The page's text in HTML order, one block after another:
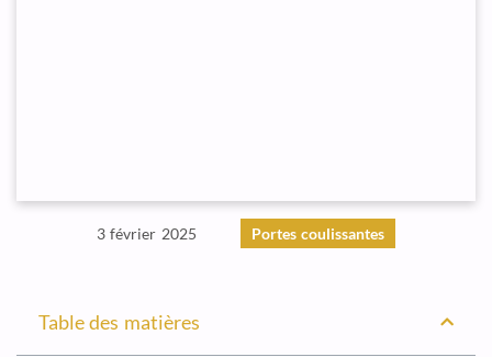
3 février 2025 Portes coulissantes
Table des matières